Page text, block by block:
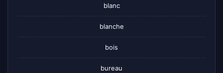
blanc
blanche
bois
bureau